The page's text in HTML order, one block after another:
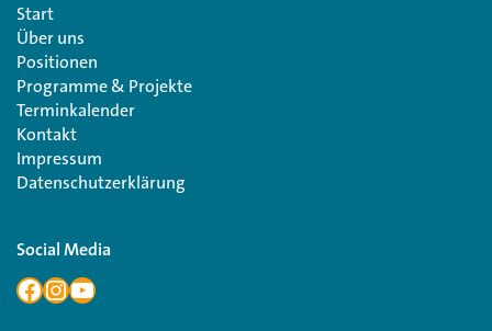
Start
Über uns
Positionen
Programme & Projekte
Terminkalender
Kontakt
Impressum
Datenschutzerklärung
Social Media